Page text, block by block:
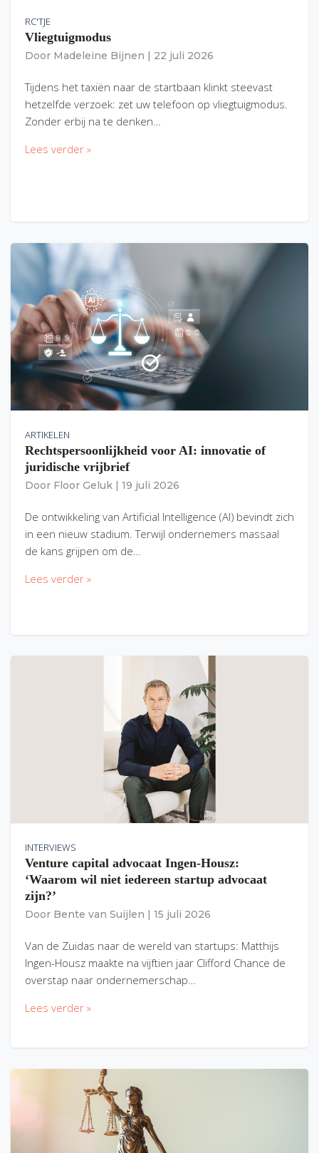
RC'TJE
Vliegtuigmodus
Door Madeleine Bijnen 22 juli 2026
Tijdens het taxiën naar de startbaan klinkt steevast
hetzelfde verzoek: zet uw telefoon op vliegtuigmodus.
Zonder erbij na te denken…
Lees verder »
ARTIKELEN
Rechtspersoonlijkheid voor AI: innovatie of
juridische vrijbrief
Door Floor Geluk 19 juli 2026
De ontwikkeling van Artificial Intelligence (AI) bevindt zich
in een nieuw stadium. Terwijl ondernemers massaal
de kans grijpen om de…
Lees verder »
INTERVIEWS
Venture capital advocaat Ingen-Housz:
‘Waarom wil niet iedereen startup advocaat
zijn?’
Door Bente van Suijlen 15 juli 2026
Van de Zuidas naar de wereld van startups: Matthijs
Ingen-Housz maakte na vijftien jaar Clifford Chance de
overstap naar ondernemerschap…
Lees verder »